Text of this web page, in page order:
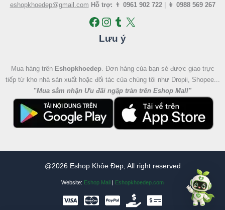
eshopkhoedep@gmail.com Hỗ trợ: 👨 0961 902 722| 👩 0988 569 267
Lưu ý
Mua hàng trên Eshopkhoedep. Đơn hàng của bạn sẻ được giao trực
tiếp từ kho nhà sản xuất hoặc đối tác của chúng tôi như Dropii, Shopee...
"Mua sắm nhận Ưu đãi ngập tràn trên Eshop Mall"
@2026 Eshop Khỏe Đẹp, All right reserved
Website: Eshop Mall | Eshopkhoedep.com